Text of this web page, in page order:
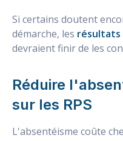
Si certains doutent
démarche, les résultats
devraient finir de les
Réduire
sur les RPS
L'absentéisme coûte